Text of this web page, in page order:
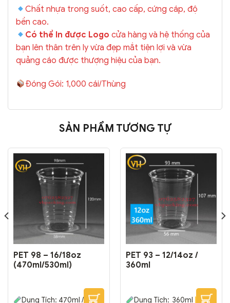
Chất nhựa trong suốt, cao cấp, cứng cáp, độ
bền cao.
Có thể In được Logo cửa hàng và hệ thống của
bạn lên thân trên ly vừa đẹp mắt tiện lợi và vừa
quảng cáo được thượng hiệu của bạn.
Đóng Gói: 1,000 cái/Thùng
SẢN PHẨM TƯƠNG TỰ
PET 98 – 16/18oz
(470ml/530ml)
Dung Tích: 470ml /
PET 93 – 12/14oz /
360ml
Dung Tích: 360ml